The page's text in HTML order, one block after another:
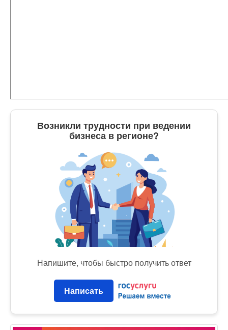
Возникли трудности при ведении
бизнеса в регионе?
Напишите, чтобы быстро получить ответ
Написать